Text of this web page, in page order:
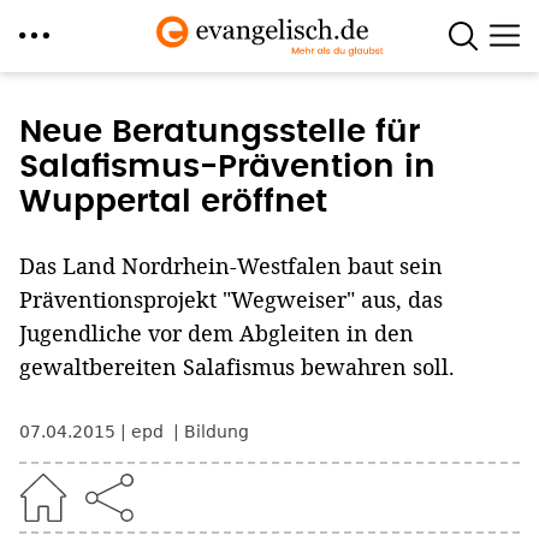
zum
Inhalt
Neue Beratungsstelle für
Salafismus-Prävention in
Wuppertal eröffnet
Das Land Nordrhein-Westfalen baut sein
Präventionsprojekt "Wegweiser" aus, das
Jugendliche vor dem Abgleiten in den
gewaltbereiten Salafismus bewahren soll.
07.04.2015 epd Bildung